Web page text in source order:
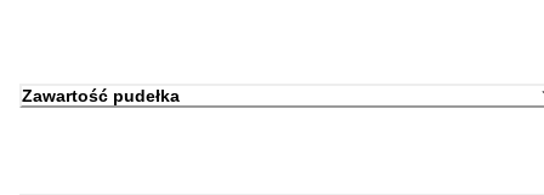
Zawartość pudełka